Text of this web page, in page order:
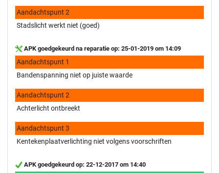
Aandachtspunt 2
Stadslicht werkt niet (goed)
APK goedgekeurd na reparatie op: 25-01-2019 om 14:09
Aandachtspunt 1
Bandenspanning niet op juiste waarde
Aandachtspunt 2
Achterlicht ontbreekt
Aandachtspunt 3
Kentekenplaatverlichting niet volgens voorschriften
APK goedgekeurd op: 22-12-2017 om 14:40